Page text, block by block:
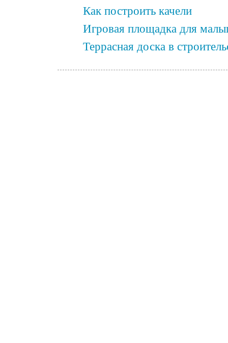
Как построить качели
Игровая площадка для
Террасная доска в